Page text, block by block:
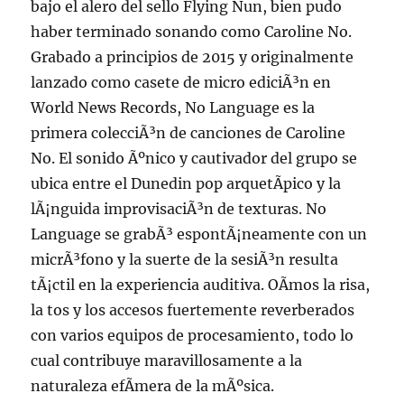
bajo el alero del sello Flying Nun, bien pudo
haber terminado sonando como Caroline No.
Grabado a principios de 2015 y originalmente
lanzado como casete de micro ediciÃ³n en
World News Records, No Language es la
primera colecciÃ³n de canciones de Caroline
No. El sonido Ãºnico y cautivador del grupo se
ubica entre el Dunedin pop arquetÃ­pico y la
lÃ¡nguida improvisaciÃ³n de texturas. No
Language se grabÃ³ espontÃ¡neamente con un
micrÃ³fono y la suerte de la sesiÃ³n resulta
tÃ¡ctil en la experiencia auditiva. OÃ­mos la risa,
la tos y los accesos fuertemente reverberados
con varios equipos de procesamiento, todo lo
cual contribuye maravillosamente a la
naturaleza efÃ­mera de la mÃºsica.